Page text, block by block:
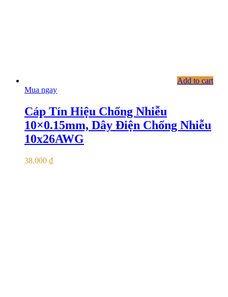
Add to cart
Mua ngay
Cáp Tín Hiệu Chống Nhiễu
10×0.15mm, Dây Điện Chống Nhiễu
10x26AWG
38,000 ₫